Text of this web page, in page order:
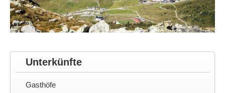
Unterkünfte
Media
Sportmedizin
Partner
Unterkünfte
Gasthöfe